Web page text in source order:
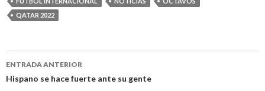
QATAR 2022
Navegación
de
ENTRADA ANTERIOR
Hispano se hace fuerte ante su gente